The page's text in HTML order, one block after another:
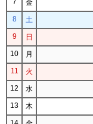
金
8
土
9
日
10
月
11
火
12
水
13
木